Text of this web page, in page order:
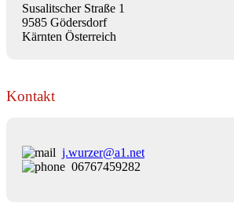
Susalitscher Straße 1
9585 Gödersdorf
Kärnten Österreich
Kontakt
j.wurzer@a1.net
06767459282